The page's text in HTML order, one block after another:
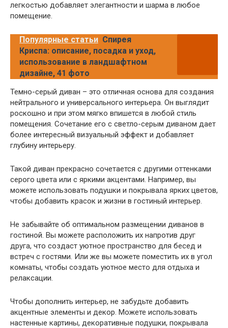
легкостью добавляет элегантности и шарма в любое
помещение.
Популярные статьи Спирея
Криспа: описание, посадка и уход,
использование в ландшафтном
дизайне, 41 фото
Темно-серый диван – это отличная основа для создания
нейтрального и универсального интерьера. Он выглядит
роскошно и при этом мягко впишется в любой стиль
помещения. Сочетание его с светло-серым диваном дает
более интересный визуальный эффект и добавляет
глубину интерьеру.
Такой диван прекрасно сочетается с другими оттенками
серого цвета или с яркими акцентами. Например, вы
можете использовать подушки и покрывала ярких цветов,
чтобы добавить красок и жизни в гостиный интерьер.
Не забывайте об оптимальном размещении диванов в
гостиной. Вы можете расположить их напротив друг
друга, что создаст уютное пространство для бесед и
встреч с гостями. Или же вы можете поместить их в угол
комнаты, чтобы создать уютное место для отдыха и
релаксации.
Чтобы дополнить интерьер, не забудьте добавить
акцентные элементы и декор. Можете использовать
настенные картины, декоративные подушки, покрывала